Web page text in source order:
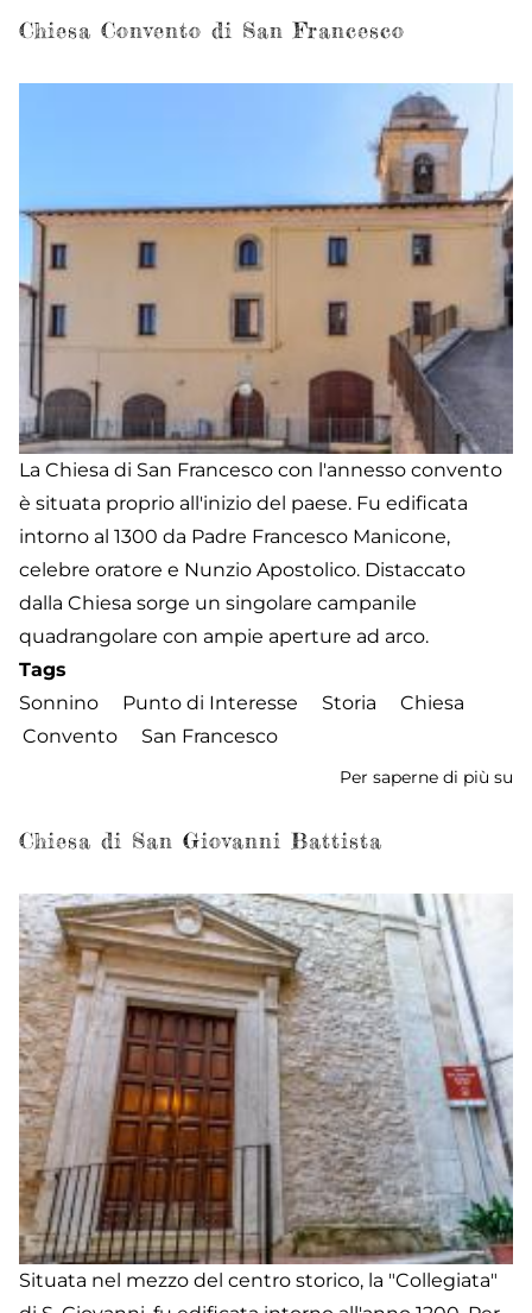
Chiesa Convento di San Francesco
La Chiesa di San Francesco con l'annesso convento
è situata proprio all'inizio del paese. Fu edificata
intorno al 1300 da Padre Francesco Manicone,
celebre oratore e Nunzio Apostolico. Distaccato
dalla Chiesa sorge un singolare campanile
quadrangolare con ampie aperture ad arco.
Tags
Sonnino
Punto di Interesse Storia
Chiesa
Convento
San Francesco
Per saperne di più su
Chiesa di San Giovanni Battista
Situata nel mezzo del centro storico, la "Collegiata"